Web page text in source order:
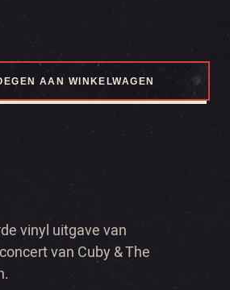
AAN WINKELWAGEN
vinyl uitgave van
van Cuby & The